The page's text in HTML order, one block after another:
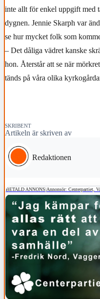
inte allt för enkel uppgift med
dygnen. Jennie Skarph var
se hur mycket folk som
– Det dåliga vädret kanske
hon. Återstår att se när
tänds på våra olika
SKRIBENT
Artikeln är skriven av
Redaktionen
BETALD ANNONS|Annonsör: Centerpartiet,